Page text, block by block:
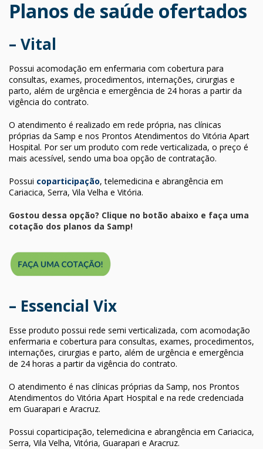
Planos de saúde ofertados
– Vital
Possui acomodação em enfermaria com cobertura para
consultas, exames, procedimentos, internações, cirurgias e
parto, além de urgência e emergência de 24 horas a partir da
vigência do contrato.
O atendimento é realizado em rede própria, nas clínicas
próprias da Samp e nos Prontos Atendimentos do Vitória Apart
Hospital. Por ser um produto com rede verticalizada, o preço é
mais acessível, sendo uma boa opção de contratação.
Possui coparticipação, telemedicina e abrangência em
Cariacica, Serra, Vila Velha e Vitória.
Gostou dessa opção? Clique no botão abaixo e faça uma
cotação dos planos da Samp!
– Essencial Vix
Esse produto possui rede semi verticalizada, com acomodação
enfermaria e cobertura para consultas, exames, procedimentos,
internações, cirurgias e parto, além de urgência e emergência
de 24 horas a partir da vigência do contrato.
O atendimento é nas clínicas próprias da Samp, nos Prontos
Atendimentos do Vitória Apart Hospital e na rede credenciada
em Guarapari e Aracruz.
Possui coparticipação, telemedicina e abrangência em Cariacica,
Serra, Vila Velha, Vitória, Guarapari e Aracruz.